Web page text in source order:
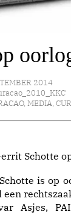
2014
, MEDIA,
Schotte
is op
Asjes,